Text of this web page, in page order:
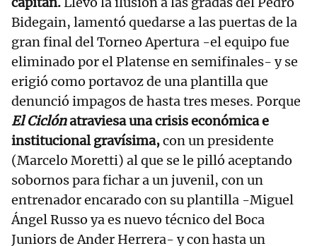
Bidegain, lamentó quedarse a las puertas de la
gran final del Torneo Apertura -el equipo fue
eliminado por el Platense en semifinales- y se
erigió como portavoz de una plantilla que
denunció impagos de hasta tres meses. Porque
El Ciclónatraviesa una crisis económica e
institucional gravísima,con un presidente
(Marcelo Moretti) al que se le pilló aceptando
sobornos para fichar a un juvenil, con un
entrenador encarado con su plantilla -Miguel
Ángel Russo ya es nuevo técnico del Boca
Juniors de Ander Herrera- y con hasta un